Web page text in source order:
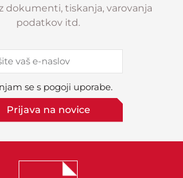
dokumenti, tiskanja, varovanja
podatkov itd.
se s pogoji uporabe.
Prijava na novice